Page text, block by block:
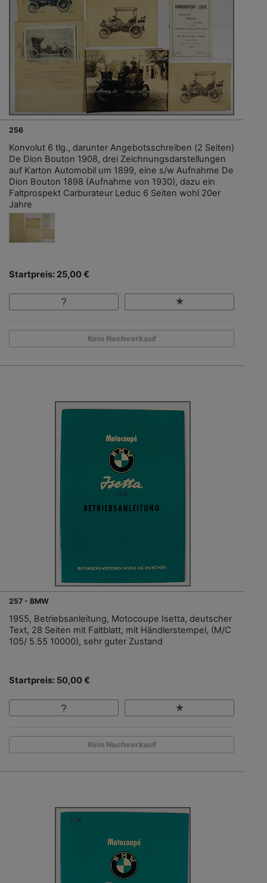
256
Konvolut 6 tlg., darunter Angebotsschreiben (2 Seiten)
De Dion Bouton 1908, drei Zeichnungsdarstellungen
auf Karton Automobil um 1899, eine s/w Aufnahme De
Dion Bouton 1898 (Aufnahme von 1930), dazu ein
Faltprospekt Carburateur Leduc 6 Seiten wohl 20er
Jahre
Startpreis: 25,00 €
Kein Nachverkauf
257 - BMW
1955, Betriebsanleitung, Motocoupe Isetta, deutscher
Text, 28 Seiten mit Faltblatt, mit Händlerstempel, (M/C
105/ 5.55 10000), sehr guter Zustand
Startpreis: 50,00 €
Kein Nachverkauf